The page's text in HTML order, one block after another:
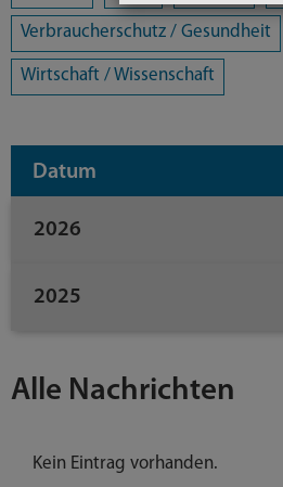
Alle Nachrichten
Kein Eintrag vorhanden.
Verbraucherschutz / Gesundheit
Wirtschaft / Wissenschaft
Datum
2026
2025